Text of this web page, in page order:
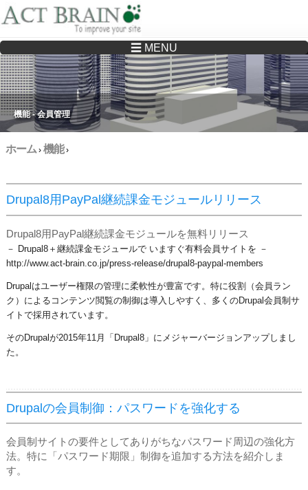
Drupalサイトの制作・保守をどこに頼んでいいか分からない方へ…まずはご相談く
ださい
☰ MENU
機能 - 会員管理
ホーム› 機能›
Drupal8用PayPal継続課金モジュールリリース
Drupal8用PayPal継続課金モジュールを無料リリース
－ Drupal8＋継続課金モジュールで いますぐ有料会員サイトを －
​http://www.act-brain.co.jp/press-release/drupal8-paypal-members
Drupalはユーザー権限の管理に柔軟性が豊富です。特に役割（会員ラン
ク）によるコンテンツ閲覧の制御は導入しやすく、多くのDrupal会員制サ
イトで採用されています。
そのDrupalが2015年11月「Drupal8」にメジャーバージョンアップしまし
た。
Drupalの会員制御：パスワードを強化する
会員制サイトの要件としてありがちなパスワード周辺の強化方
法。特に「パスワード期限」制御を追加する方法を紹介しま
す。